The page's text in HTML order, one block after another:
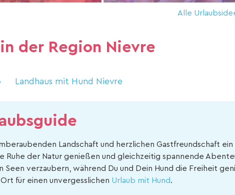
Alle
der Region Nievre
Landhaus mit Hund Nievre
Landschaft und herzlichen Gastfreundschaft ein
Ruhe der Natur genießen und gleichzeitig spannende
verzaubern, während Du und Dein Hund die Freiheit
für einen unvergesslichen Urlaub mit Hund.